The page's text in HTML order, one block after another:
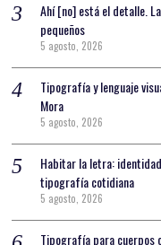
Ahí [no] está el detalle.
pequeños
5 agosto, 2026
Tipografía y lenguaje
Mora
5 agosto, 2026
Habitar la letra:
tipografía cotidiana
5 agosto, 2026
Tipografía para cuerpos